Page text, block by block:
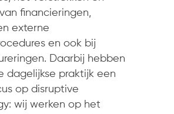
financieringen,
externe
en ook bij
Daarbij hebben
dagelijkse praktijk een
op disruptive
wij werken op het